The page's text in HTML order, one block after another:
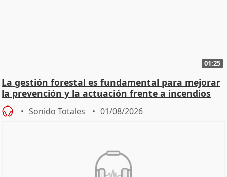
01:25
La gestión forestal es fundamental para mejorar
la prevención y la actuación frente a incendios
Sonido Totales 01/08/2026